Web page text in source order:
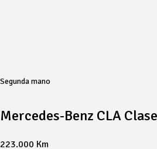
Segunda mano
Mercedes-Benz CLA
223.000 Km